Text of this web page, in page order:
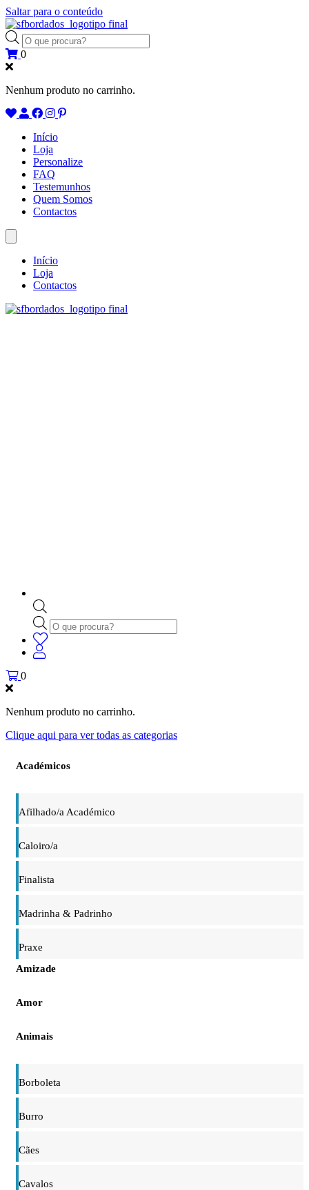
Saltar para o conteúdo
Products
search
0
Nenhum produto no carrinho.
Início
Loja
Personalize
FAQ
Testemunhos
Quem Somos
Contactos
Início
Loja
Contactos
Products
search
0
Nenhum produto no carrinho.
Clique aqui para ver todas as categorias
Académicos
Afilhado/a Académico
Caloiro/a
Finalista
Madrinha & Padrinho
Praxe
Amizade
Amor
Animais
Borboleta
Burro
Cães
Cavalos